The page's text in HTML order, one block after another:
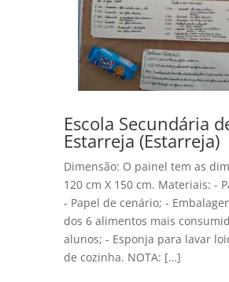
Escola Secundária
Estarreja (Estarreja)
Dimensão: O painel tem as
120 cm X 150 cm. Materiais: -
- Papel de cenário; -
dos 6 alimentos mais
alunos; - Esponja para lavar
de cozinha. NOTA: […]